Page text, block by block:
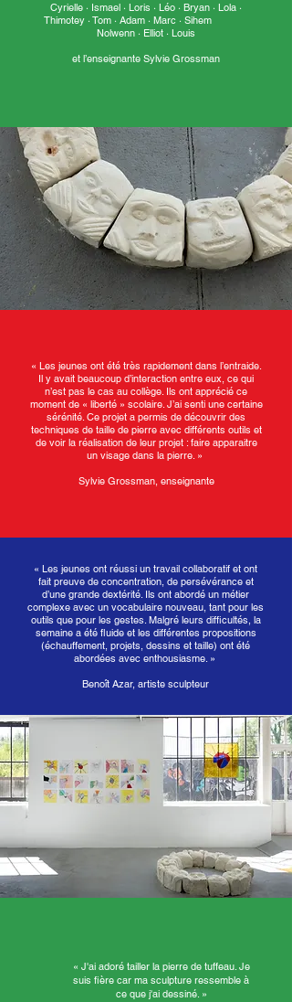
Cyrielle · Ismael · Loris · Léo · Bryan · Lola ·
Thimotey · Tom · Adam · Marc · Sihem
Nolwenn · Elliot · Louis
et l’enseignante Sylvie Grossman
« Les jeunes ont été très rapidement dans l’entraide.
Il y avait beaucoup d’interaction entre eux, ce qui
n’est pas le cas au collège. Ils ont apprécié ce
moment de « liberté » scolaire. J’ai senti une certaine
sérénité. Ce projet a permis de découvrir des
techniques de taille de pierre avec différents outils et
de voir la réalisation de leur projet : faire apparaitre
un visage dans la pierre. »
Sylvie Grossman, enseignante
« Les jeunes ont réussi un travail collaboratif et ont
fait preuve de concentration, de persévérance et
d’une grande dextérité. Ils ont abordé un métier
complexe avec un vocabulaire nouveau, tant pour les
outils que pour les gestes. Malgré leurs difficultés, la
semaine a été fluide et les différentes propositions
(échauffement, projets, dessins et taille) ont été
abordées avec enthousiasme. »
Benoît Azar, artiste sculpteur
« J'ai adoré tailler la pierre de tuffeau. Je
suis fière car ma sculpture ressemble à
ce que j'ai dessiné. »